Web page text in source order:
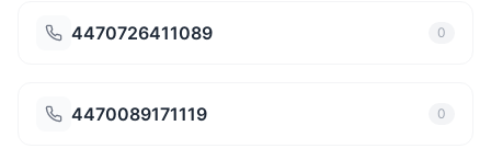
4470726411089 0
4470089171119 0